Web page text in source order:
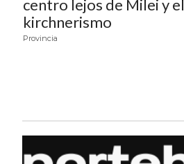
NOTICIAS
DE
centro lejos de Milei y el
kirchnerismo
Provincia